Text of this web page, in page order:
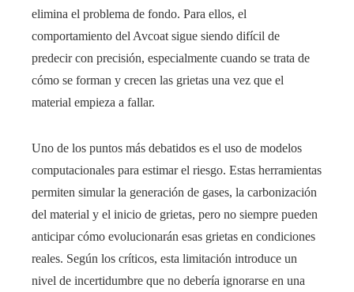
elimina el problema de fondo. Para ellos, el
comportamiento del Avcoat sigue siendo difícil de
predecir con precisión, especialmente cuando se trata de
cómo se forman y crecen las grietas una vez que el
material empieza a fallar.
Uno de los puntos más debatidos es el uso de modelos
computacionales para estimar el riesgo. Estas herramientas
permiten simular la generación de gases, la carbonización
del material y el inicio de grietas, pero no siempre pueden
anticipar cómo evolucionarán esas grietas en condiciones
reales. Según los críticos, esta limitación introduce un
nivel de incertidumbre que no debería ignorarse en una